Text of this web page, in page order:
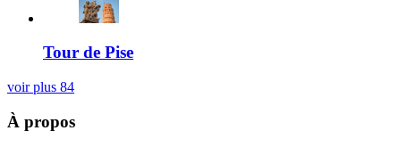
Tour de Pise
voir plus 84
À propos